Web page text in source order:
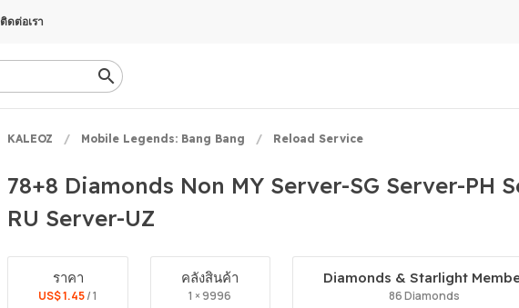
ติดต่อเรา
KALEOZ Mobile Legends: Bang Bang Reload Service
78+8 Diamonds Non MY Server-SG Server-PH
RU Server-UZ
ราคา
US$ 1.45/ 1
คลังสินค้า
1 × 9996
Diamonds & Starlight
86 Diamonds